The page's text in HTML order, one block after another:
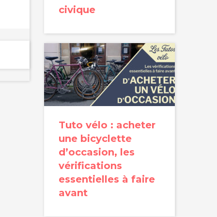
civique
Tuto vélo : acheter
une bicyclette
d’occasion, les
vérifications
essentielles à faire
avant